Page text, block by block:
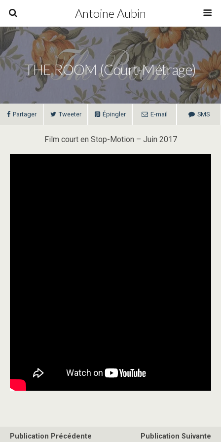
Antoine Aubin
THE ROOM (court-Métrage)
Partager Tweeter Épingler E-mail SMS
Film court en Stop-Motion – Juin 2017
Publication Précédente Publication Suivante